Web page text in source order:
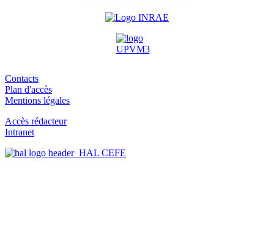
Contacts
Plan d'accès
Mentions légales
Accès rédacteur
Intranet
HAL CEFE